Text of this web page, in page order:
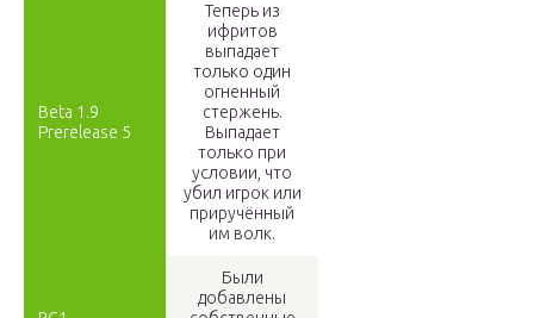
Beta 1.9
Prerelease 5
Теперь из
ифритов
выпадает
только один
огненный
стержень.
Выпадает
только при
условии, что
убил игрок или
приручённый
им волк.
Были
добавлены